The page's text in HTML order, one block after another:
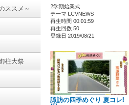
ススメ～
柱大祭
2学期始業式
テーマ LCVNEWS
再生時間 00:01:59
再生回数 50
登録日 2019/08/21
諏訪の四季めぐり 夏コレ!